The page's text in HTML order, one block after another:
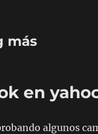
más
en
algunos